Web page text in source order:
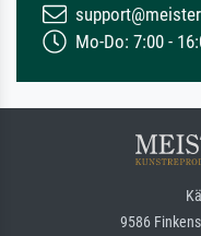
Mo-Do: 7:00 -
9586